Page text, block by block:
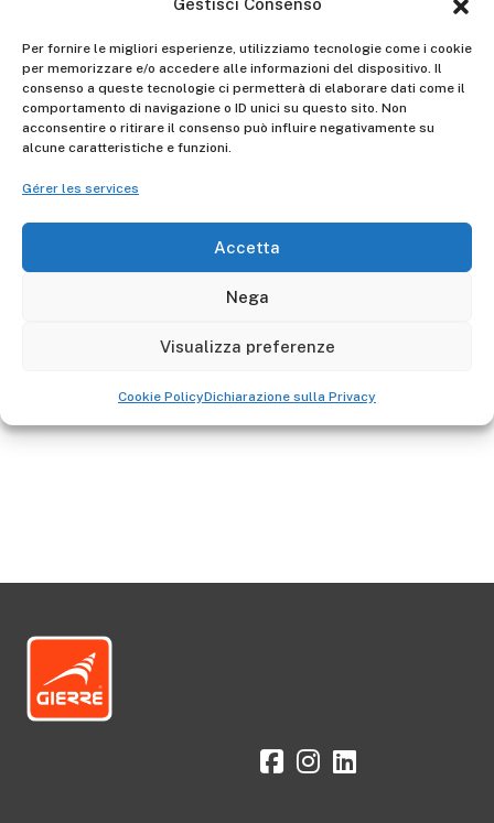
Gestisci Consenso
Per fornire le migliori esperienze, utilizziamo tecnologie come i cookie
per memorizzare e/o accedere alle informazioni del dispositivo. Il
consenso a queste tecnologie ci permetterà di elaborare dati come il
comportamento di navigazione o ID unici su questo sito. Non
acconsentire o ritirare il consenso può influire negativamente su
alcune caratteristiche e funzioni.
Gérer les services
Accetta
Nega
Visualizza preferenze
Cookie PolicyDichiarazione sulla Privacy
Kit gancio pianale D6005
Descrizione
Il Kit gancio pianale D6005 è attabile ai trabattelli
FA100, FA200, FA400 e FA600